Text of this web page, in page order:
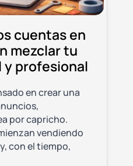
cuentas en
mezclar tu
profesional
en crear una
por capricho.
vendiendo
con el tiempo,